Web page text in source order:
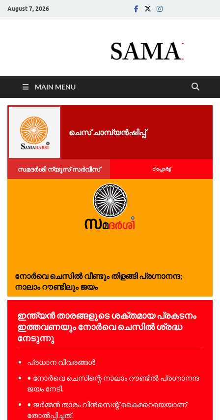
August 7, 2026
MAIN MENU
ചെസ് ചാമ്പ്യൻഷിപ്പ്
സമദർശി ന്യൂസ് സർവീസ് റിപ്പോര്‍ട്ട്
നോർവെ ചെസിൽ വീണ്ടും തിളങ്ങി പ്രഗ്നാനന്ദ;
നാലാം റൗണ്ടിലും ജയം
ഇന്ത്യൻ താരങ്ങളുടെ ശക്തമായ പ്രകടനം
ഇത്തവണയും നോർവെ ചെസിൽ ശ്രദ്ധ
നേടുന്നു
പ്രധാന വിവരങ്ങൾ
• നോർവെ ചെസിന്റെ നാലാം റൗണ്ടിൽ പ്രഗ്നാനന്ദ
ജയം നേടി.
• ജർമ്മൻ താരം വിൻസെന്റ് കൈമറെയെയാണ്
തോൽപ്പിച്ചത്.